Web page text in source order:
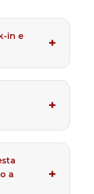
in e
a